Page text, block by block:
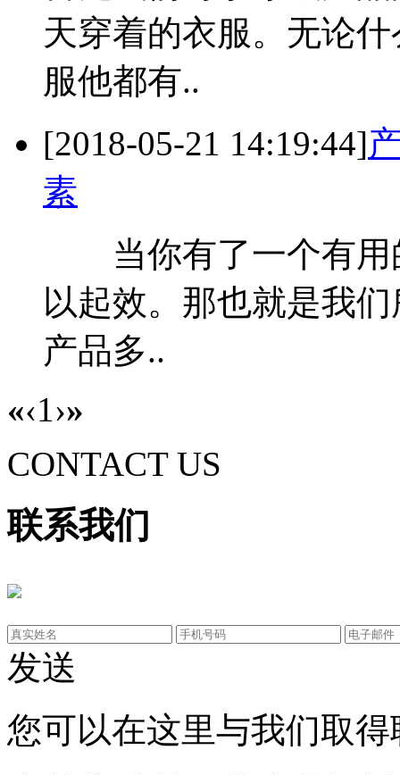
天穿着的衣服。无论
服他都有..
[2018-05-21 14:19:44]
素
当你有了一个有用
以起效。那也就是我
产品多..
«‹1›»
CONTACT US
联系我们
发送
您可以在这里与我们取